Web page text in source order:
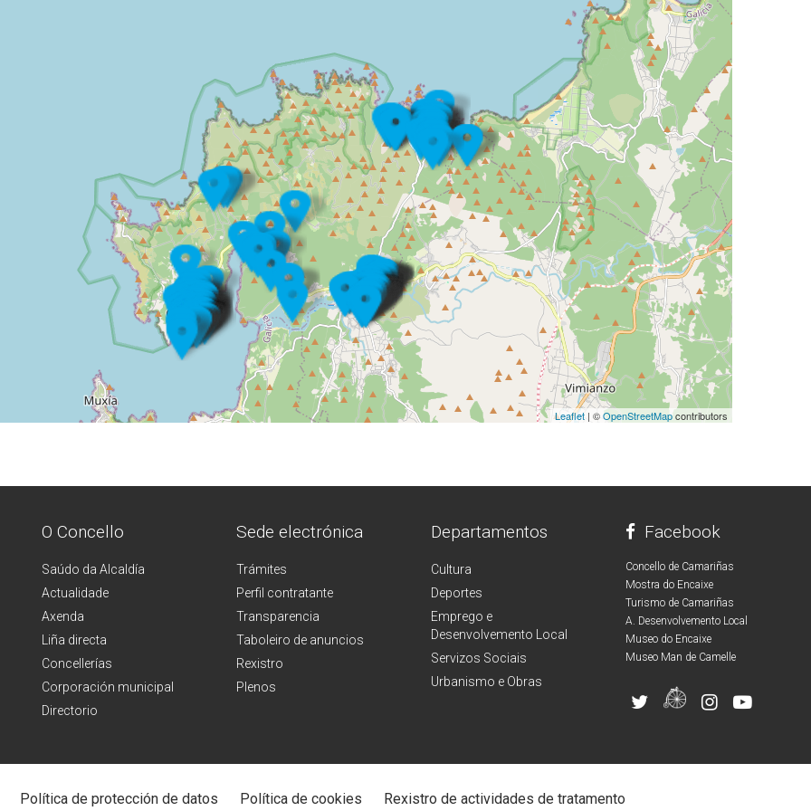
Leaflet | ©OpenStreetMapcontributors
O Concello
Saúdo da Alcaldía
Actualidade
Axenda
Liña directa
Concellerías
Corporación municipal
Directorio
Sede electrónica
Trámites
Perfil contratante
Transparencia
Taboleiro de anuncios
Rexistro
Plenos
Departamentos
Cultura
Deportes
Emprego e
Desenvolvemento Local
Servizos Sociais
Urbanismo e Obras
Facebook
Concello de Camariñas
Mostra do Encaixe
Turismo de Camariñas
A. Desenvolvemento Local
Museo do Encaixe
Museo Man de Camelle
Política de protección de datos Política de cookies Rexistro de actividades de tratamento